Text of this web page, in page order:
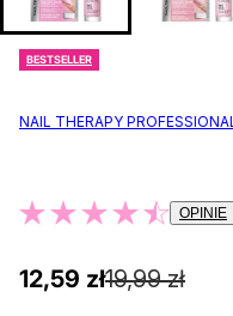
BESTSELLER
NAIL THERAPY PROFESSIONAL
OPINIE
12,59 zł19,99 zł